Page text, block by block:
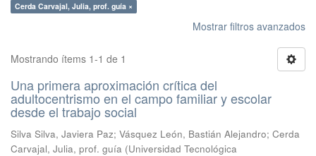
Cerda Carvajal, Julia, prof. guía ×
Mostrar filtros avanzados
Mostrando ítems 1-1 de 1
Una primera aproximación crítica del
adultocentrismo en el campo familiar y escolar
desde el trabajo social
Silva Silva, Javiera Paz; Vásquez León, Bastián Alejandro; Cerda
Carvajal, Julia, prof. guía (Universidad Tecnológica